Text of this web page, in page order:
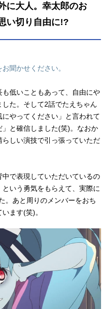
に大人。幸太郎のお
い切り自由に!?
聞かせください。
も低いこともあって、自由にや
た。そして2話でたえちゃん
やってください」と言われて
」と確信しました(笑)。なおか
しい演技で引っ張っていただ
中で表現していただいているの
いう勇気をもらえて、実際に
。あと周りのメンバーをおち
ます(笑)。